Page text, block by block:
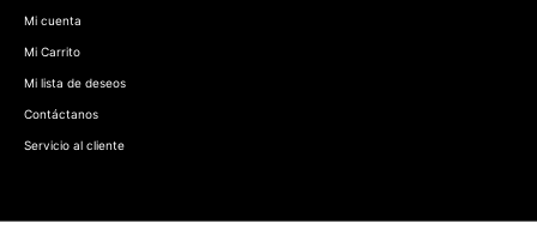
Mi cuenta
Mi Carrito
Mi lista de deseos
Contáctanos
Servicio al cliente